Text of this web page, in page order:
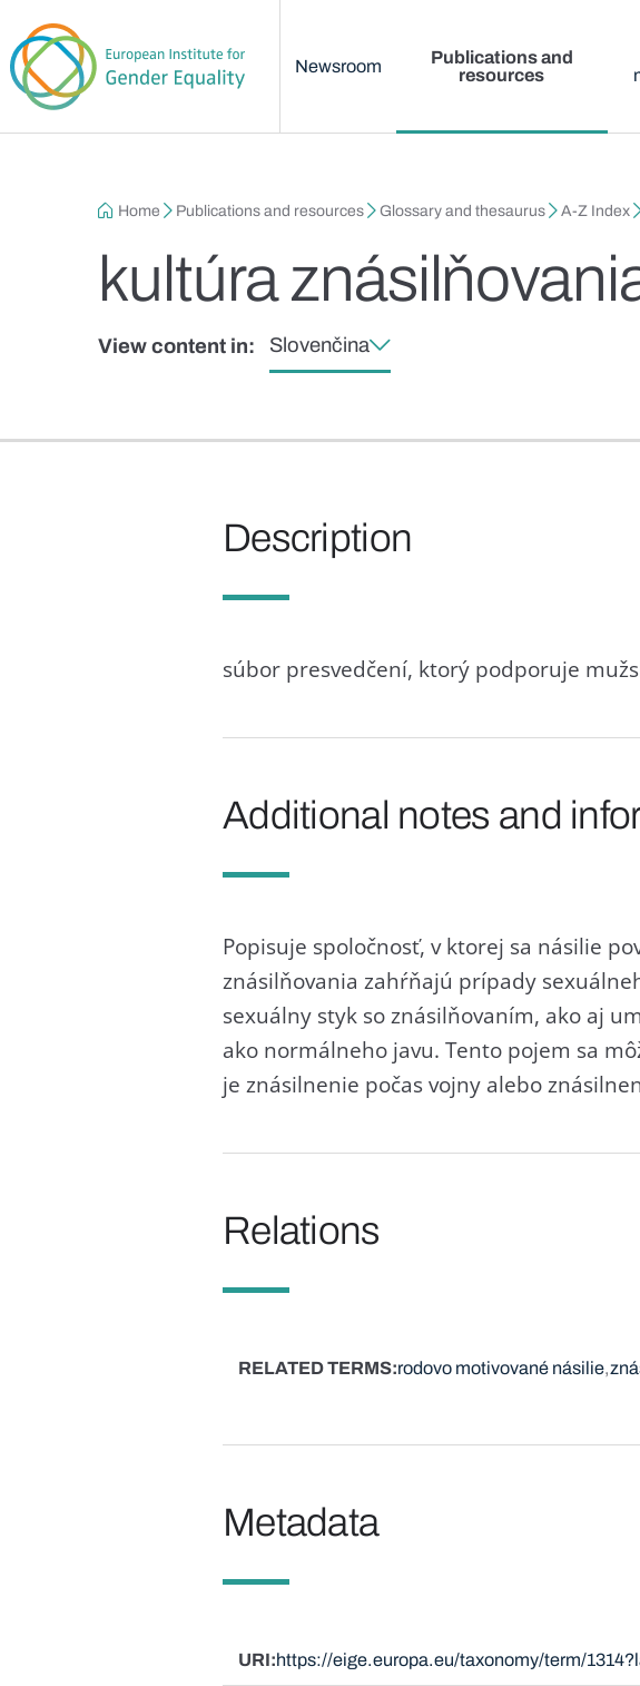
Newsroom
Publications and
resources
Breadcrumb
Home Publications and resources Glossary and thesaurus A-Z Index
kultúra
View content in: Slovenčina
Description
súbor presvedčení, ktorý podporuje
Additional notes and
Popisuje spoločnosť, v ktorej sa násilie
znásilňovania zahŕňajú prípady
sexuálny styk so znásilňovaním, ako aj
ako normálneho javu. Tento pojem sa
je znásilnenie počas vojny alebo
Relations
RELATED TERMS rodovo motivované násilie
Metadata
URI https://eige.europa.eu/taxonomy/term/